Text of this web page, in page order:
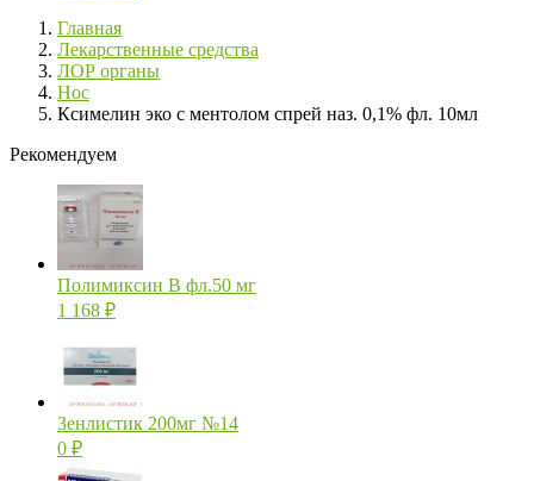
Главная
Лекарственные средства
ЛОР органы
Нос
Ксимелин эко с ментолом спрей наз. 0,1% фл. 10мл
Рекомендуем
Полимиксин В фл.50 мг
1 168 ₽
Зенлистик 200мг №14
0 ₽